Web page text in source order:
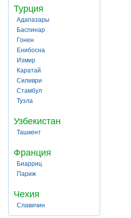
Турция
Адапазары
Баспинар
Гонен
Енибосна
Измир
Каратай
Силиври
Стамбул
Тузла
Узбекистан
Ташкент
Франция
Биарриц
Париж
Чехия
Славичин